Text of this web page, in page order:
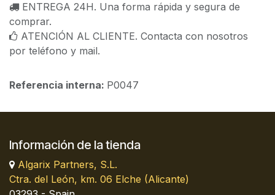
ENTREGA 24H. Una forma rápida y segura de
comprar.
ATENCIÓN AL CLIENTE. Contacta con nosotros
por teléfono y mail.
Referencia interna: P0047
Información de la tienda
Algarix Partners, S.L.
Ctra. del León, km. 06 Elche (Alicante)